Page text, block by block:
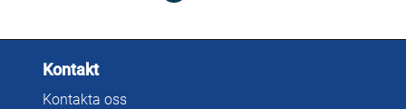
Kontakt
Kontakta oss